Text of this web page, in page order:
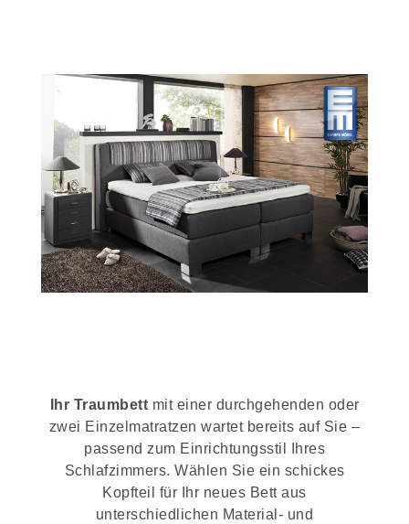
Ihr Traumbett mit einer durchgehenden oder
zwei Einzelmatratzen wartet bereits auf Sie –
passend zum Einrichtungsstil Ihres
Schlafzimmers. Wählen Sie ein schickes
Kopfteil für Ihr neues Bett aus
unterschiedlichen Material- und